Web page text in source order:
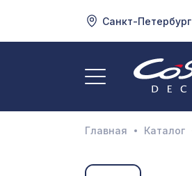
Санкт-Петербург
Главная Каталог